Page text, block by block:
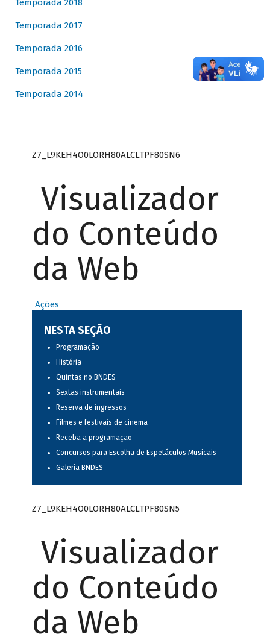
Temporada 2018
Temporada 2017
Temporada 2016
Temporada 2015
Temporada 2014
Z7_L9KEH4O0LORH80ALCLTPF80SN6
Visualizador
do Conteúdo
da Web
Ações
NESTA SEÇÃO
Programação
História
Quintas no BNDES
Sextas instrumentais
Reserva de ingressos
Filmes e festivais de cinema
Receba a programação
Concursos para Escolha de Espetáculos Musicais
Galeria BNDES
Z7_L9KEH4O0LORH80ALCLTPF80SN5
Visualizador
do Conteúdo
da Web